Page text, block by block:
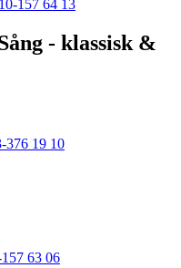
157 64 13
- klassisk &
376 19 10
63 06